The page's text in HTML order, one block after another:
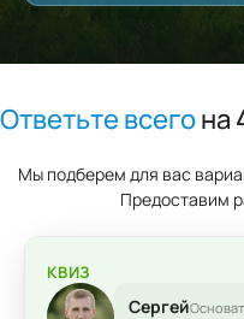
Ответьте всегона
Мы подберем для вас
Предоставим
КВИЗ
Сергей